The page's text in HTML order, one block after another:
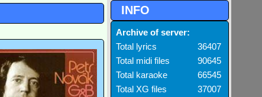
INFO
Archive of server:
Total lyrics
36407
Total midi files
90645
Total karaoke
66545
Total XG files
37007